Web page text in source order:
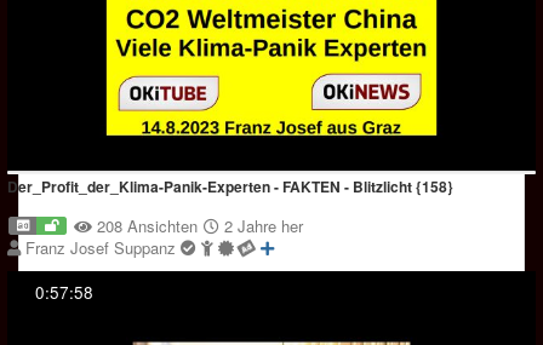
Der_Profit_der_Klima-Panik-Experten - FAKTEN - Blitzlicht {158}
208 Ansichten
2 Jahre her
Franz Josef Suppanz
0:57:58